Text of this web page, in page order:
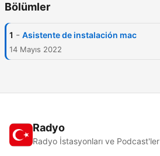
Bölümler
1 - Asistente de instalación mac
14 Mayıs 2022
Radyo
Radyo İstasyonları ve Podcast'ler